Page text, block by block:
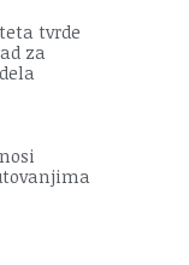
tvrde
za